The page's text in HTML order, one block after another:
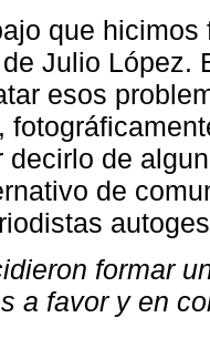
que
Julio López.
esos
decirlo de
de
formar
a favor y en